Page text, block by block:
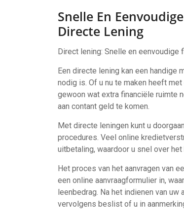
Snelle En
Directe Lening
Direct lening: Snelle en eenvoudige
Een directe lening kan een handige
nodig is. Of u nu te maken heeft
gewoon wat extra financiële ruimte
aan contant geld te komen.
Met directe leningen kunt u
procedures. Veel online
uitbetaling, waardoor u snel over
Het proces van het aanvragen van
een online aanvraagformulier in,
leenbedrag. Na het indienen van
vervolgens beslist of u in